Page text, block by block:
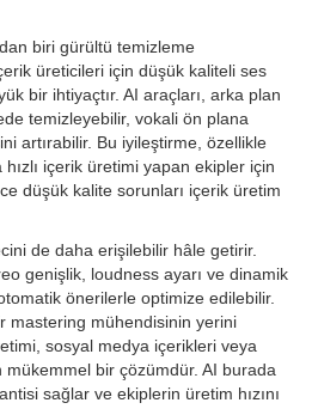
biri gürültü temizleme
üreticileri için düşük kaliteli ses
bir ihtiyaçtır. AI araçları, arka plan
temizleyebilir, vokali ön plana
artırabilir. Bu iyileştirme, özellikle
içerik üretimi yapan ekipler için
düşük kalite sorunları içerik üretim
de daha erişilebilir hâle getirir.
genişlik, loudness ayarı ve dinamik
önerilerle optimize edilebilir.
mastering mühendisinin yerini
sosyal medya içerikleri veya
bir çözümdür. AI burada
sağlar ve ekiplerin üretim hızını